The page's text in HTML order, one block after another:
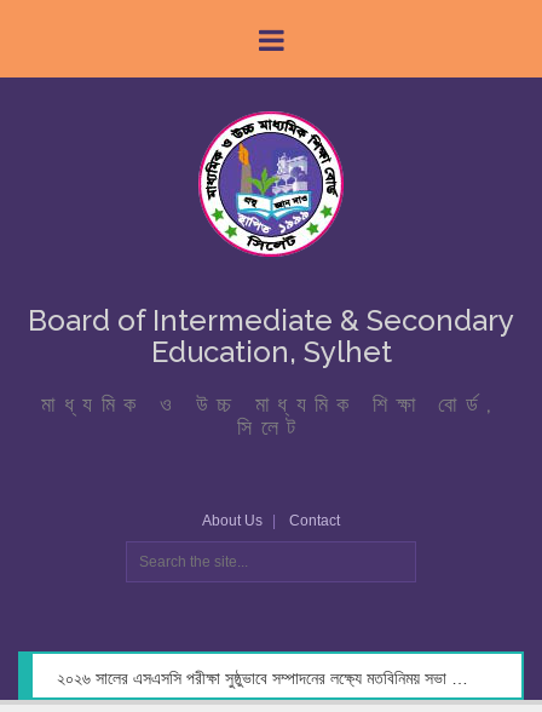
Board of Intermediate & Secondary
Education, Sylhet
মাধ্যমিক ও উচ্চ মাধ্যমিক শিক্ষা বোর্ড,
সিলেট
About Us Contact